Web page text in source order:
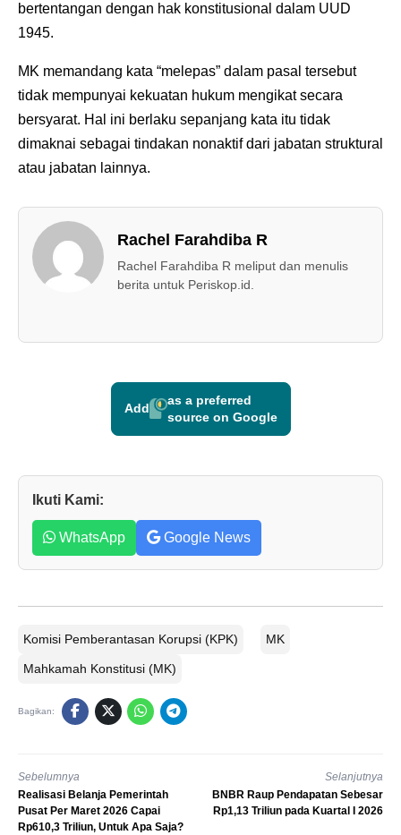
bertentangan dengan hak konstitusional dalam UUD
1945.
MK memandang kata “melepas” dalam pasal tersebut
tidak mempunyai kekuatan hukum mengikat secara
bersyarat. Hal ini berlaku sepanjang kata itu tidak
dimaknai sebagai tindakan nonaktif dari jabatan struktural
atau jabatan lainnya.
Rachel Farahdiba R
Rachel Farahdiba R meliput dan menulis
berita untuk Periskop.id.
Add
as a preferred
source on Google
Ikuti Kami:
WhatsApp Google News
Komisi Pemberantasan Korupsi (KPK) MK
Mahkamah Konstitusi (MK)
Bagikan:
Sebelumnya
Realisasi Belanja Pemerintah
Pusat Per Maret 2026 Capai
Rp610,3 Triliun, Untuk Apa Saja?
Selanjutnya
BNBR Raup Pendapatan Sebesar
Rp1,13 Triliun pada Kuartal I 2026